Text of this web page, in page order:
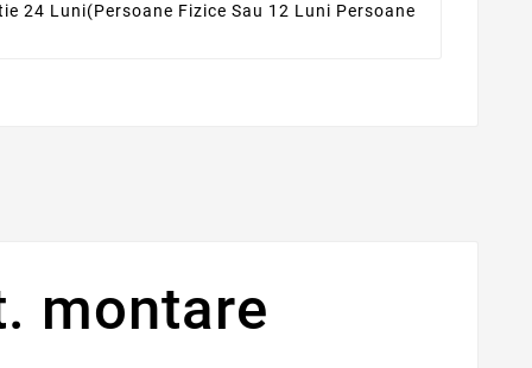
24 Luni(persoane Fizice Sau 12 Luni Persoane
montare